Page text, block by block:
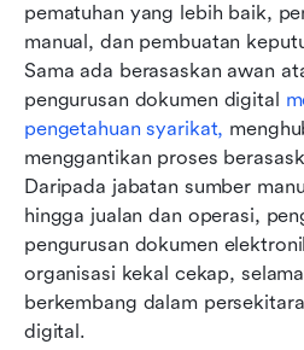
pematuhan yang lebih baik,
manual, dan pembuatan
Sama ada berasaskan awan
pengurusan dokumen digital
pengetahuan syarikat,
menggantikan proses
Daripada jabatan sumber
hingga jualan dan operasi,
pengurusan dokumen
organisasi kekal cekap,
berkembang dalam
digital.